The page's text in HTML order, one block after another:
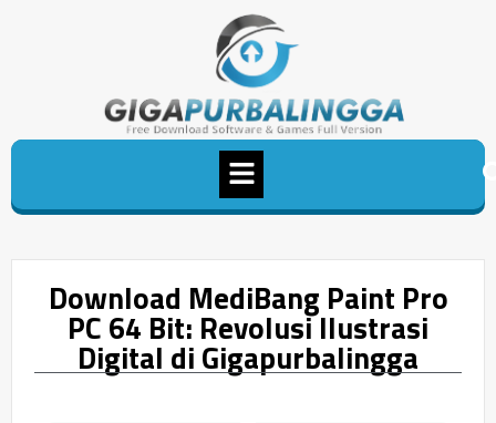
Download MediBang Paint Pro
PC 64 Bit: Revolusi Ilustrasi
Digital di Gigapurbalingga